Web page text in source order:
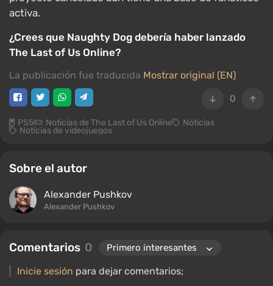
activa.
¿Crees que Naughty Dog debería haber lanzado
The Last of Us Online?
La publicación fue traducida Mostrar original (EN)
0
PS5 Noticias de The Last of Us Online Noticias
Noticias de videojuegos
Sobre el autor
Alexander Pushkov
Alexander Pushkov
Comentarios 0
Inicie sesión para dejar comentarios;